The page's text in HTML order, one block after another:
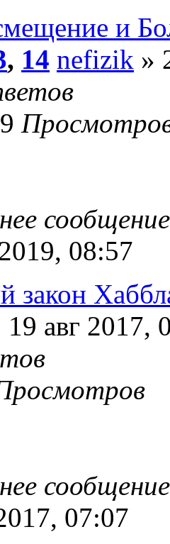
и
, 14 nefizik »
08:57
закон
19 авг 2017,
07:07